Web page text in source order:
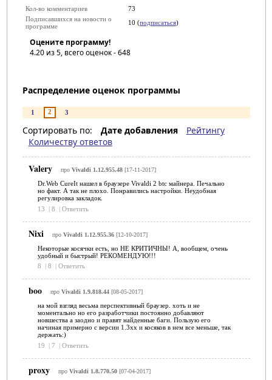
Кол-во комментариев
73
Подписавшихся на новости о
программе
10 (подписаться)
Оцените программу!
4.20из 5, всего оценок -648
Распределение оценок программы
1 2 3
Сортировать по: Дате добавления
Рейтингу
Количеству ответов
Valery про Vivaldi 1.12.955.48[17-11-2017]
Dr.Web CureIt нашел в браузере Vivaldi 2 btc майнера. Печально
но факт. А так не плохо. Понравились настройки. Неудобная
регулировка закладок.
13
| 8 | Ответить
Nixi про Vivaldi 1.12.955.36[12-10-2017]
Некоторые косячки есть, но НЕ КРИТИЧНЫ! А, вообщем, очень
удобный и быстрый! РЕКОМЕНДУЮ!!!
8
| 8 | Ответить
boo про Vivaldi 1.9.818.44[08-05-2017]
на мой взгляд весьма перспективный браузер. хоть и не
моментально но его разработчики постоянно добавляют
новшества а заодно и правят найденные баги. Пользую его
начиная примерно с версии 1.3xx и косяков в нем все меньше, так
держать:)
19
| 7 | Ответить
proxy про Vivaldi 1.8.770.50[07-04-2017]